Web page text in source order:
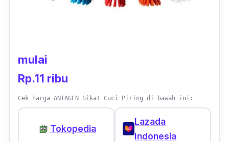
mulai
Rp.11 ribu
Cek harga ANTAGEN Sikat Cuci Piring di bawah ini:
Tokopedia
Lazada
Indonesia